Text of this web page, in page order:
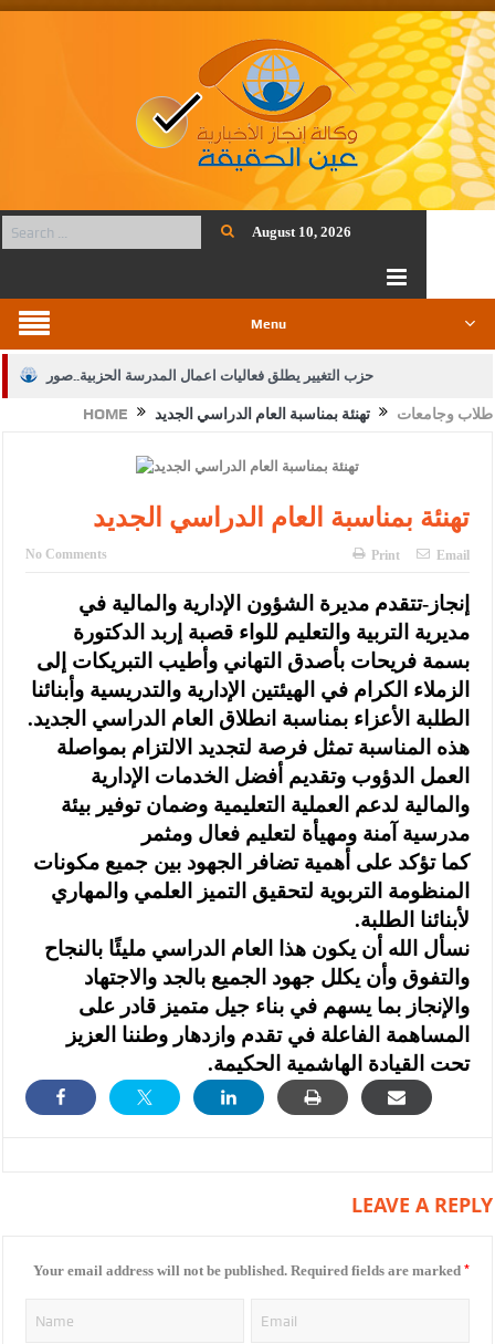
August 10, 2026
Menu
حزب التغيير يطلق فعاليات اعمال المدرسة الحزبية..صور
الجيش يفتح باب التجنيد لحملة البكالوريوس في الحقوق والقانون
بيان اجتماع عمّان:دعم الوصاية الهاشمية التاريخية على المقدسات
الإسلامية والمسيحية
الأمن يتلف 16 مليون حبة كبتاجون و1480 كغم مواد مخدرة
القاضي يلتقي رؤساء تحرير الصحف اليومية ويؤكد حرص مجلس النواب
على شراكة فاعلة مع الإعلام
دعوة المكلفين بخدمة العلم (الدفعة الثالثة) إلى مراجعة منصة خدمة
العلم
الملك يلتقي مجموعة من رفاق السلاح
الملك يتلقى اتصالا هاتفيا من العاهل البحريني
القاضي محمود أحمد فريحات.. مبارك ومزيدا من التوفيق
HOME طلاب وجامعات تهنئة بمناسبة العام الدراسي الجديد
تهنئة بمناسبة العام الدراسي الجديد
No Comments Print Email
إنجاز-تتقدم مديرة الشؤون الإدارية والمالية في
مديرية التربية والتعليم للواء قصبة إربد الدكتورة
بسمة فريحات بأصدق التهاني وأطيب التبريكات إلى
الزملاء الكرام في الهيئتين الإدارية والتدريسية وأبنائنا
الطلبة الأعزاء بمناسبة انطلاق العام الدراسي الجديد.
هذه المناسبة تمثل فرصة لتجديد الالتزام بمواصلة
العمل الدؤوب وتقديم أفضل الخدمات الإدارية
والمالية لدعم العملية التعليمية وضمان توفير بيئة
مدرسية آمنة ومهيأة لتعليم فعال ومثمر
كما تؤكد على أهمية تضافر الجهود بين جميع مكونات
المنظومة التربوية لتحقيق التميز العلمي والمهاري
لأبنائنا الطلبة.
نسأل الله أن يكون هذا العام الدراسي مليئًا بالنجاح
والتفوق وأن يكلل جهود الجميع بالجد والاجتهاد
والإنجاز بما يسهم في بناء جيل متميز قادر على
المساهمة الفاعلة في تقدم وازدهار وطننا العزيز
تحت القيادة الهاشمية الحكيمة.
LEAVE A REPLY
Your email address will not be published. Required fields are marked *